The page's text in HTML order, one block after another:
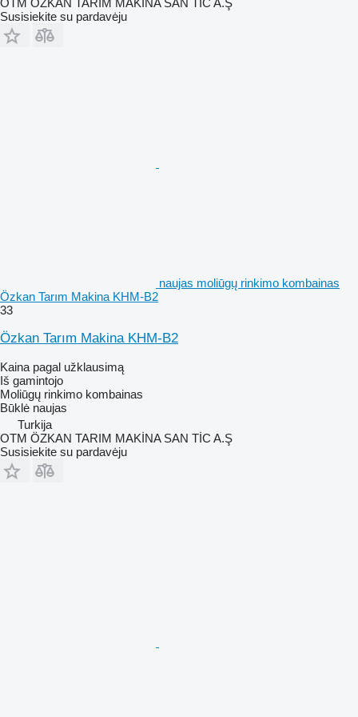
Susisiekite su pardavėju
naujas moliūgų rinkimo kombainas
Özkan Tarım Makina KHM-B2
33
Özkan Tarım Makina KHM-B2
Kaina pagal užklausimą
Iš gamintojo
Moliūgų rinkimo kombainas
Būklė naujas
Turkija
OTM ÖZKAN TARIM MAKİNA SAN TİC A.Ş
Susisiekite su pardavėju